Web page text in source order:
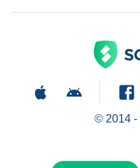
© 2014 -